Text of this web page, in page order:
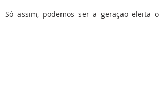
Só assim, podemos ser a geração eleita o